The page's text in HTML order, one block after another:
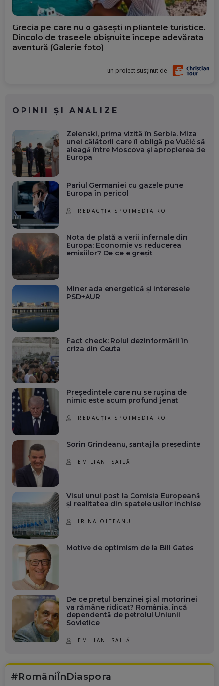
Grecia pe care nu o găsești în pliantele turistice.
Dincolo de traseele obișnuite începe adevărata
aventură (Galerie foto)
un proiect susținut de
OPINII ȘI ANALIZE
Zelenski, prima vizită în Serbia. Miza
unei călătorii care îl obligă pe Vučić să
aleagă între Moscova și apropierea de
Europa
Pariul Germaniei cu gazele pune
Europa în pericol
REDACȚIA SPOTMEDIA.RO
Nota de plată a verii infernale din
Europa: Economie vs reducerea
emisiilor? De ce e greșit
Mineriada energetică și interesele
PSD+AUR
Fact check: Rolul dezinformării în
criza din Ceuta
Președintele care nu se rușina de
nimic este acum profund jenat
REDACȚIA SPOTMEDIA.RO
Sorin Grindeanu, șantaj la președinte
EMILIAN ISAILĂ
Visul unui post la Comisia Europeană
și realitatea din spatele ușilor închise
IRINA OLTEANU
Motive de optimism de la Bill Gates
De ce prețul benzinei și al motorinei
va rămâne ridicat? România, încă
dependentă de petrolul Uniunii
Sovietice
EMILIAN ISAILĂ
#RomâniÎnDiaspora